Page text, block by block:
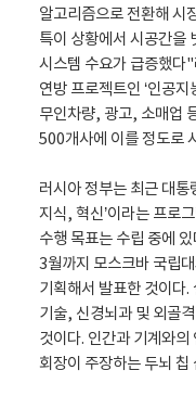
알고리즘으로 전환해 시
특이 상황에서 시공간을
시스템 수요가 급증했다
연방 프로젝트인 ‘인공
무인차량, 광고, 소매업
500개사에 이를 정도로
러시아 정부는 최근 대
지식, 혁신’이라는 프로
수행 목표는 수립 중에
3월까지 모스크바 국립
기획해서 발표한 것이다
기술, 신경뇌과 및 외골
것이다. 인간과 기계와
회장이 주장하는 두뇌 칩